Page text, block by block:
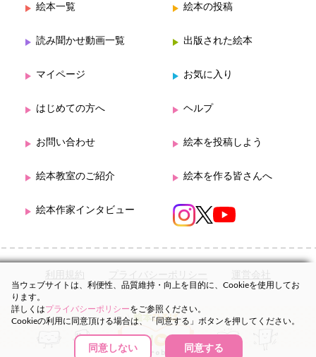
絵本一覧 絵本の投稿
読み聞かせ動画一覧 出版された絵本
マイページ お気に入り
はじめての方へ ヘルプ
お問い合わせ 絵本を投稿しよう
絵本教室のご紹介 絵本を作る皆さんへ
絵本作家インタビュー
利用規約 プライバシーポリシー 運営会社
当ウェブサイトは、利便性、品質維持・向上を目的に、Cookieを使用してお
ります。
詳しくはプライバシーポリシーをご参照ください。
Cookieの利用に同意頂ける場合は、「同意する」ボタンを押してください。
同意しない 同意する